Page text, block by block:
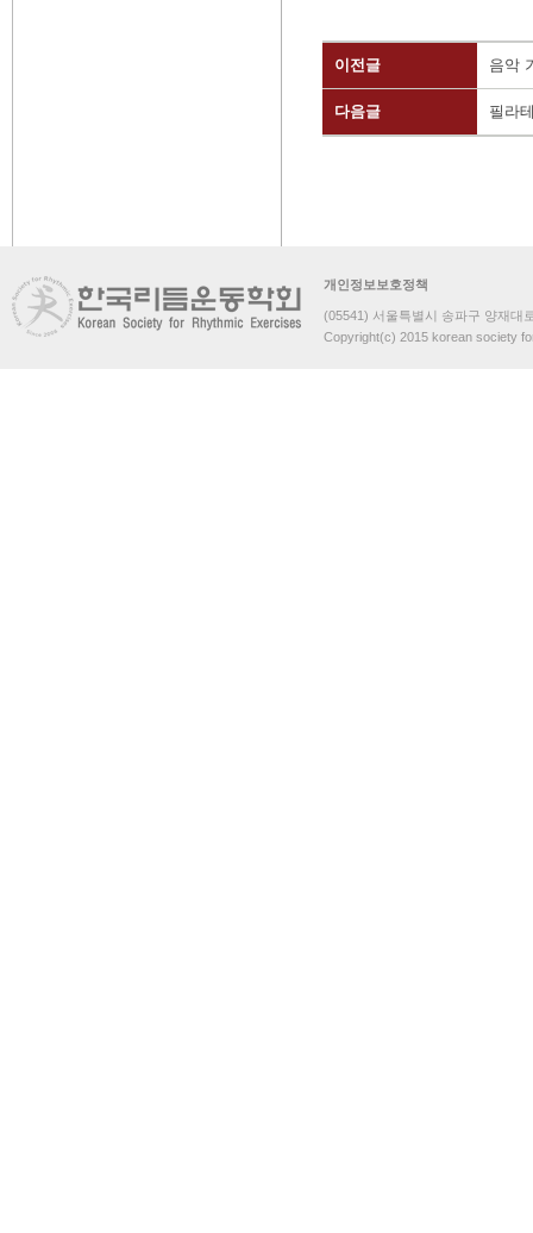
이전글 음악
다음글 필라
개인정보보호정책
(05541) 서울특별시 송파구 양재대
Copyright(c) 2015 korean society